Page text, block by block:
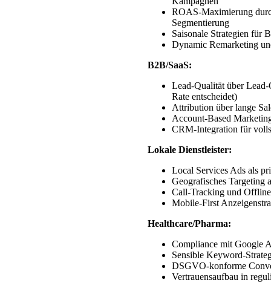
ROAS-Maximierung
Segmentierung
Saisonale Strategien für
Dynamic Remarketing
B2B/SaaS:
Lead-Qualität über
Rate entscheidet)
Attribution über lange
Account-Based
CRM-Integration für
Lokale Dienstleister:
Local Services Ads als
Geografisches Targeting
Call-Tracking und
Mobile-First
Healthcare/Pharma:
Compliance mit Google
Sensible Keyword-
DSGVO-konforme
Vertrauensaufbau in